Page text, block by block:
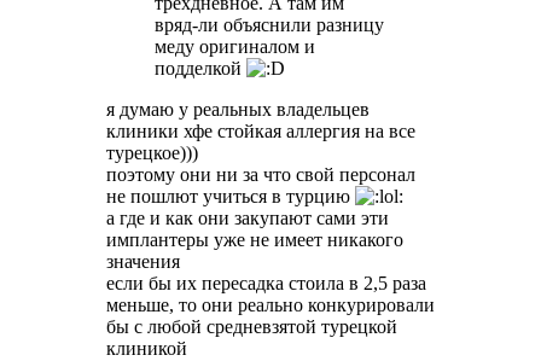
вряд-ли объяснили разницу
меду оригиналом и
подделкой
я думаю у реальных владельцев
клиники хфе стойкая аллергия на все
турецкое)))
поэтому они ни за что свой персонал
не пошлют учиться в турцию
а где и как они закупают сами эти
имплантеры уже не имеет никакого
значения
если бы их пересадка стоила в 2,5 раза
меньше, то они реально конкурировали
бы с любой средневзятой турецкой
клиникой